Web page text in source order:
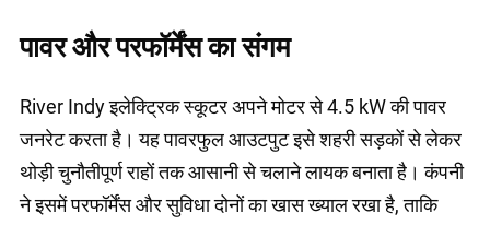
पावर और परफॉर्मेंस का संगम
River Indy इलेक्ट्रिक स्कूटर अपने मोटर से 4.5 kW की पावर
जनरेट करता है। यह पावरफुल आउटपुट इसे शहरी सड़कों से लेकर
थोड़ी चुनौतीपूर्ण राहों तक आसानी से चलाने लायक बनाता है। कंपनी
ने इसमें परफॉर्मेंस और सुविधा दोनों का खास ख्याल रखा है, ताकि